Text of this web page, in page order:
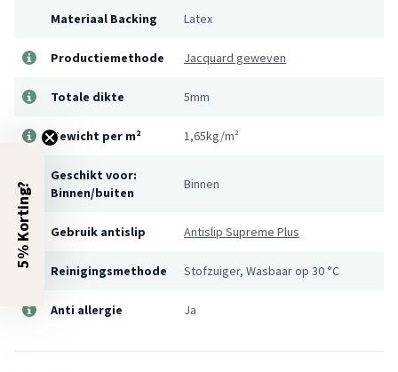
Materiaal Backing Latex
Productiemethode Jacquard geweven
Totale dikte 5mm
Gewicht per m² 1,65kg/m²
Geschikt voor:
Binnen/buiten
Binnen
Gebruik antislip Antislip Supreme Plus
Reinigingsmethode Stofzuiger, Wasbaar op 30 °C
Anti allergie Ja
5% Korting?